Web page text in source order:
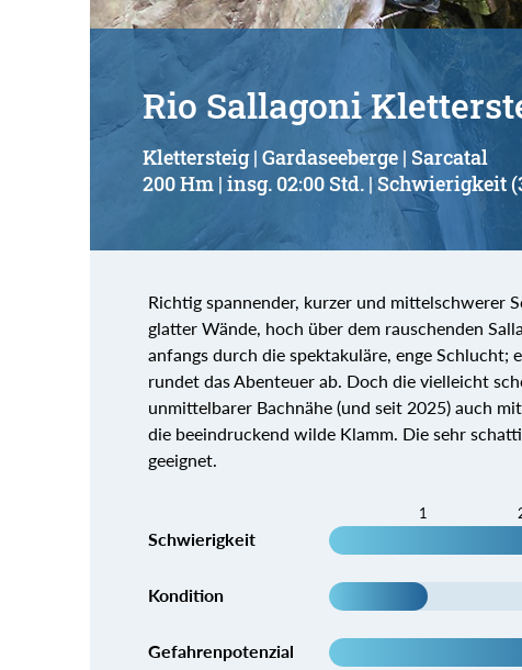
Rio Sallagoni
Klettersteig | Gardaseeberge | Sarcatal
200 Hm | insg. 02:00 Std. | Schwierigkeit
Richtig spannender, kurzer und mittelschwerer
glatter Wände, hoch über dem rauschenden
anfangs durch die spektakuläre, enge Schlucht;
rundet das Abenteuer ab. Doch die vielleicht
unmittelbarer Bachnähe (und seit 2025) auch
die beeindruckend wilde Klamm. Die sehr
geeignet.
1
Schwierigkeit
Kondition
Gefahrenpotenzial